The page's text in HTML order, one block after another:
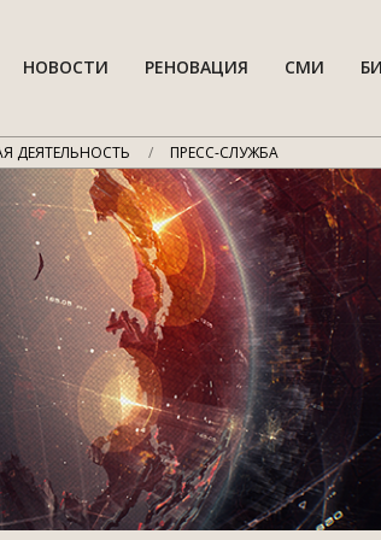
НОВОСТИ РЕНОВАЦИЯ СМИ
ДЕЯТЕЛЬНОСТЬ ПРЕСС-СЛУЖБА